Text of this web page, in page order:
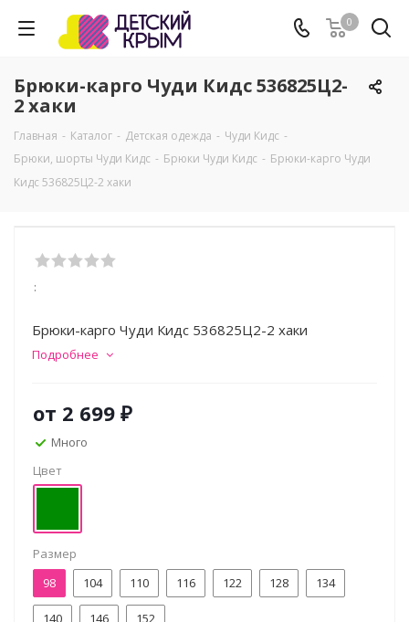
0
Брюки-карго Чуди Кидс 536825Ц2-
2 хаки
Главная - Каталог - Детская одежда - Чуди Кидс -
Брюки, шорты Чуди Кидс - Брюки Чуди Кидс - Брюки-карго Чуди
Кидс 536825Ц2-2 хаки
:
Брюки-карго Чуди Кидс 536825Ц2-2 хаки
Подробнее
от 2 699 ₽
Много
Цвет
Размер
98
104 110 116 122 128 134
140 146 152